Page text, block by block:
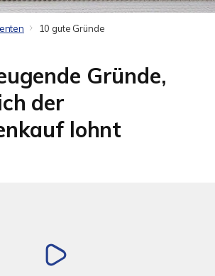
10 gute Gründe
Gründe,
der
lohnt